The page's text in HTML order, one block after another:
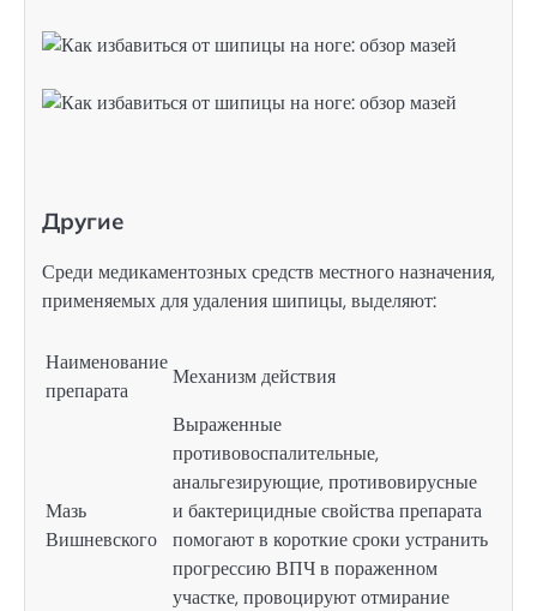
Другие
Среди медикаментозных средств местного назначения,
применяемых для удаления шипицы, выделяют:
Наименование
препарата
Механизм действия
Мазь
Вишневского
Выраженные
противовоспалительные,
анальгезирующие, противовирусные
и бактерицидные свойства препарата
помогают в короткие сроки устранить
прогрессию ВПЧ в пораженном
участке, провоцируют отмирание